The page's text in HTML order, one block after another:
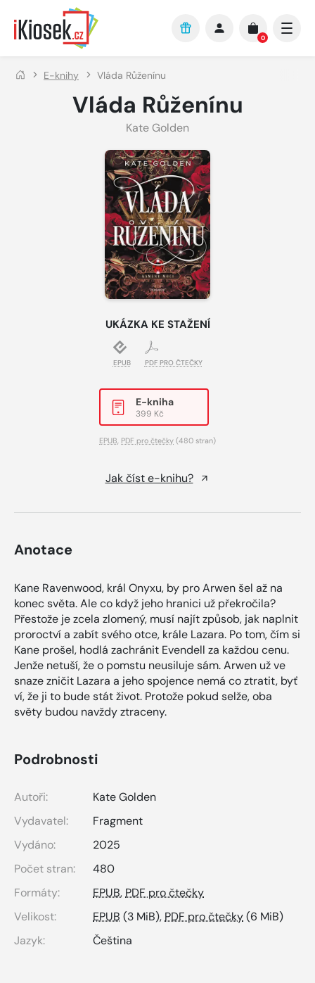
Přejít na hlavní obsah
0
E-knihy Vláda Růženínu
Vláda Růženínu
Kate Golden
UKÁZKA KE STAŽENÍ
EPUB PDF PRO ČTEČKY
E-kniha
399 Kč
EPUB, PDF pro čtečky (480 stran)
Jak číst e-knihu?
Anotace
Kane Ravenwood, král Onyxu, by pro Arwen šel až na
konec světa. Ale co když jeho hranici už překročila?
Přestože je zcela zlomený, musí najít způsob, jak naplnit
proroctví a zabít svého otce, krále Lazara. Po tom, čím si
Kane prošel, hodlá zachránit Evendell za každou cenu.
Jenže netuší, že o pomstu neusiluje sám. Arwen už ve
snaze zničit Lazara a jeho spojence nemá co ztratit, byť
ví, že ji to bude stát život. Protože pokud selže, oba
světy budou navždy ztraceny.
Podrobnosti
Autoři:
Kate Golden
Vydavatel:
Fragment
Vydáno:
2025
Počet stran:
480
Formáty:
EPUB, PDF pro čtečky
Velikost:
EPUB (3 MiB), PDF pro čtečky(6 MiB)
Jazyk:
Čeština